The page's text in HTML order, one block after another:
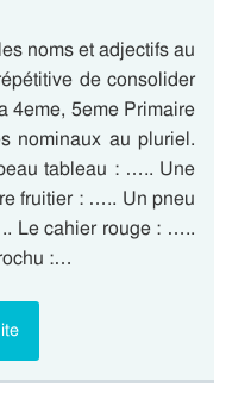
noms et adjectifs au
de consolider
4eme, 5eme Primaire
nominaux au pluriel.
tableau : ….. Une
fruitier : ….. Un pneu
Le cahier rouge : …..
:…